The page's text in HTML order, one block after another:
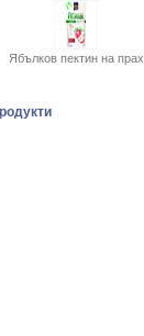
Ябълков пектин на прах